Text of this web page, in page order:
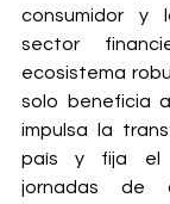
consumidor y
sector
ecosistema
solo beneficia
impulsa la
país y fija el
jornadas de